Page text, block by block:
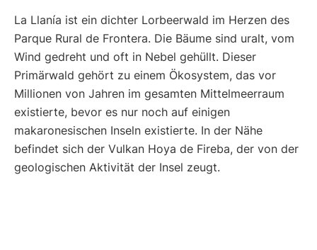
La Llanía ist ein dichter Lorbeerwald im Herzen des
Parque Rural de Frontera. Die Bäume sind uralt, vom
Wind gedreht und oft in Nebel gehüllt. Dieser
Primärwald gehört zu einem Ökosystem, das vor
Millionen von Jahren im gesamten Mittelmeerraum
existierte, bevor es nur noch auf einigen
makaronesischen Inseln existierte. In der Nähe
befindet sich der Vulkan Hoya de Fireba, der von der
geologischen Aktivität der Insel zeugt.